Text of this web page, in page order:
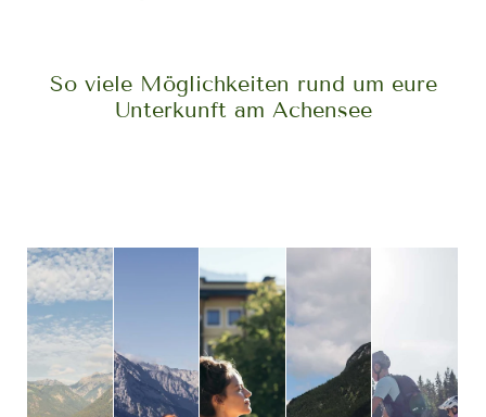
So viele Möglichkeiten rund um eure
Unterkunft am Achensee
Newsletteranmeldung